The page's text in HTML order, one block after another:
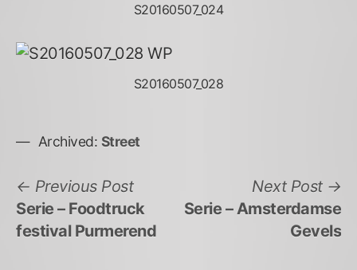
S20160507_024
S20160507_028
Archived: Street
Bericht
navigatie
Previous PostPrevious
post:
Serie – Foodtruck
festival Purmerend
Next Post
Serie – Amsterdamse
Gevels